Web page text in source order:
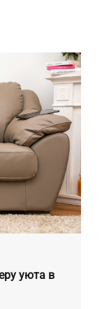
уюта в